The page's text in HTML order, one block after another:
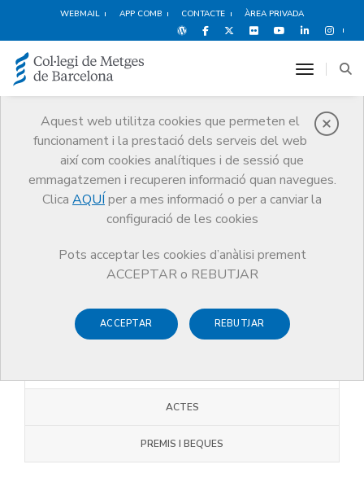
WEBMAIL APP COMB CONTACTE ÀREA PRIVADA
Aquest web utilitza cookies que permeten el
funcionament i la prestació dels serveis del web
així com cookies analítiques i de sessió que
emmagatzemen i recuperen informació quan navegues.
Clica AQUÍ per a mes informació o per a canviar la
configuració de les cookies
Pots acceptar les cookies d’anàlisi prement
ACCEPTAR o REBUTJAR
ACCEPTAR REBUTJAR
toggle
Qui som
Qui som Juntes Comarcals Osona
Juntes Comarcals
Osona
ACTES
PREMIS I BEQUES